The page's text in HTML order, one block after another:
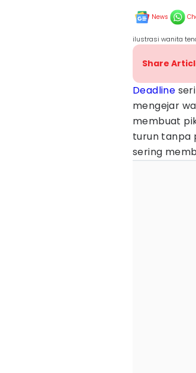
News
ilustrasi wanita
Share
Deadline
mengejar
membuat
turun tanpa
sering